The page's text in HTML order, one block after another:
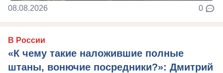
08.08.2026 0
В России
«К чему такие наложившие полные
штаны, вонючие посредники?»: Дмитрий